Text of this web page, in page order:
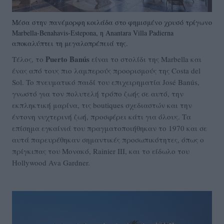
Mέσα στην πανέμορφη κοιλάδα στο φημισμένο χρυσό τρίγωνο
Marbella-Benahavis-Estepona, η Anantara Villa Padierna
αποκαλύπτει τη μεγαλοπρέπειά της.
Τέλος, το Puerto Banús είναι το στολίδι της Marbella και
ένας από τους πιο λαμπερούς προορισμούς της Costa del
Sol. To πνευματικό παιδί του επιχειρηματία José Banús,
γνωστό για τον πολυτελή τρόπο ζωής σε αυτό, την
εκπληκτική μαρίνα, τις boutiques σχεδιαστών και την
έντονη νυχτερινή ζωή, προσφέρει κάτι για όλους. Τα
επίσημα εγκαίνιά του πραγματοποιήθηκαν το 1970 και σε
αυτά παρευρέθηκαν σημαντικές προσωπικότητες, όπως ο
πρίγκιπας του Μονακό, Rainier III, και το είδωλο του
Hollywood Ava Gardner.